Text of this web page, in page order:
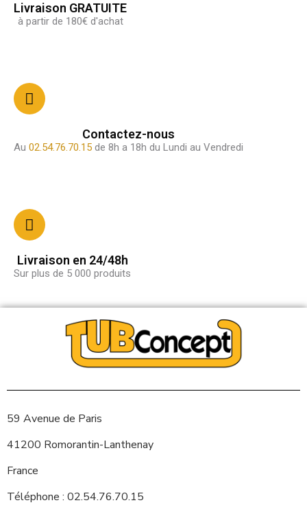
Livraison GRATUITE
à partir de 180€ d'achat
Contactez-nous
Au 02.54.76.70.15 de 8h a 18h du Lundi au Vendredi
Livraison en 24/48h
Sur plus de 5 000 produits
59 Avenue de Paris
41200 Romorantin-Lanthenay
France
Téléphone : 02.54.76.70.15